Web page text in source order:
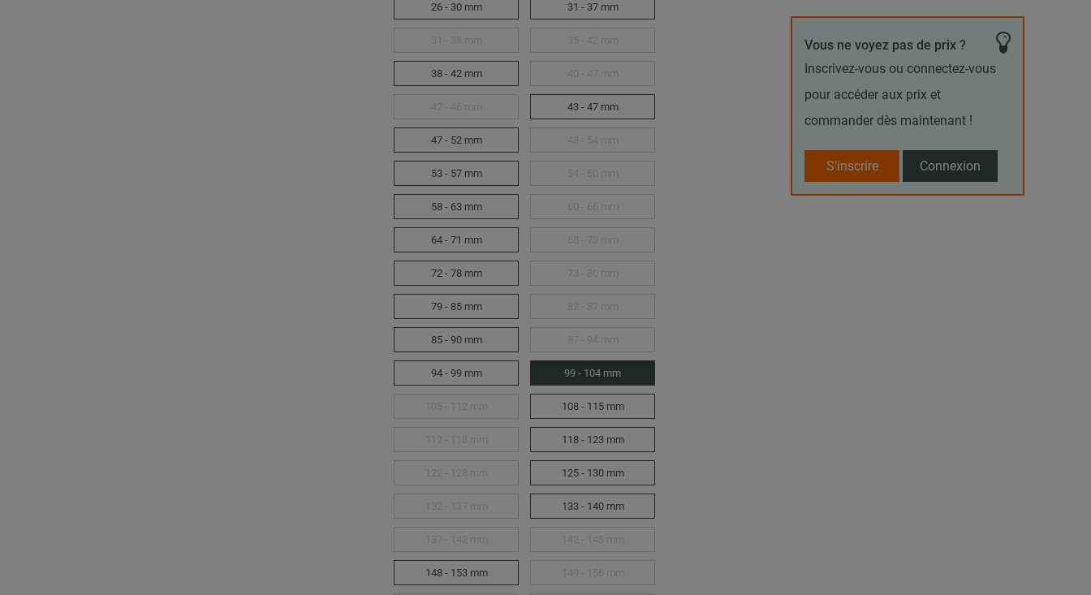
26 - 30 mm 31 - 37 mm
38 - 42 mm
43 - 47 mm
47 - 52 mm
53 - 57 mm
58 - 63 mm
64 - 71 mm
72 - 78 mm
79 - 85 mm
85 - 90 mm
94 - 99 mm 99 - 104 mm
108 - 115 mm
118 - 123 mm
125 - 130 mm
133 - 140 mm
148 - 153 mm
Vous ne voyez pas de prix ?
Inscrivez-vous ou connectez-vous
pour accéder aux prix et
commander dès maintenant !
S'inscrire Connexion